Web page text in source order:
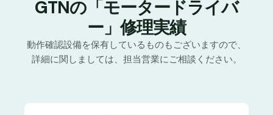
GTNの「モータードライバ
ー」修理実績
動作確認設備を保有しているものもございますので、
詳細に関しましては、担当営業にご相談ください。